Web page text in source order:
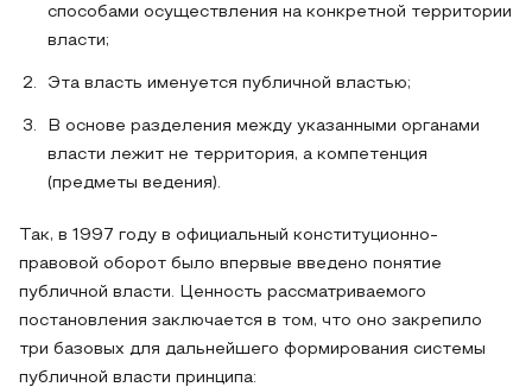
способами осуществления на конкретной территории
власти;
Эта власть именуется публичной властью;
В основе разделения между указанными органами
власти лежит не территория, а компетенция
(предметы ведения).
Так, в 1997 году в официальный конституционно-
правовой оборот было впервые введено понятие
публичной власти. Ценность рассматриваемого
постановления заключается в том, что оно закрепило
три базовых для дальнейшего формирования системы
публичной власти принципа: